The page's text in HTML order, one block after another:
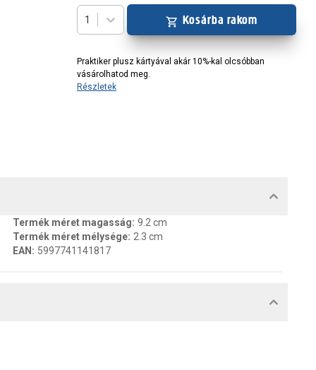
1 Kosárba rakom
Praktiker plusz kártyával akár 10%-kal olcsóbban
vásárolhatod meg.
Részletek
Termék méret magasság: 9.2 cm
Termék méret mélysége: 2.3 cm
EAN : 5997741141817